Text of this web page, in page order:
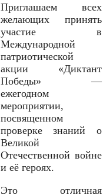
Приглашаем всех
желающих принять
участие в
Международной
патриотической
акции «Диктант
Победы» —
ежегодном
мероприятии,
посвященном
проверке знаний о
Великой
Отечественной войне
и её героях.
Это отличная